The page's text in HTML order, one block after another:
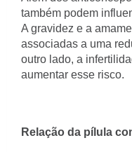
também podem
A gravidez e a
associadas a uma
outro lado, a
aumentar esse risco.
Relação da pílula